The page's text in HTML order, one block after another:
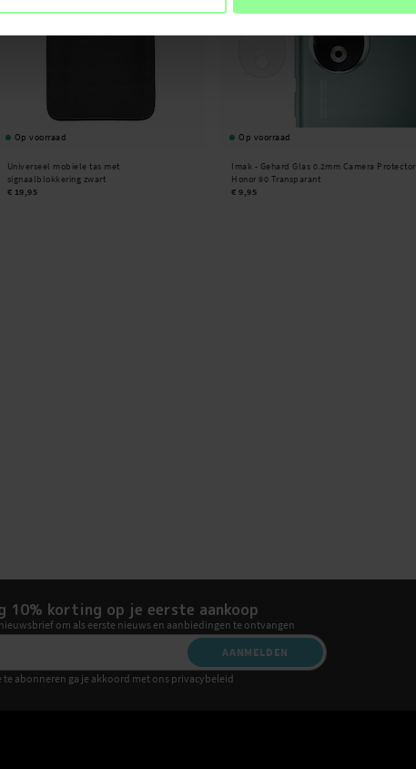
Op voorraad
Universeel mobiele tas met
signaalblokkering zwart
€ 19,95
Op voorraad
Imak - Gehard Glas 0.2mm Camera Protector
Honor 90 Transparant
€ 9,95
10% korting op je eerste aankoop
om als eerste nieuws en aanbiedingen te ontvangen
AANMELDEN
te abonneren ga je akkoord met ons privacybeleid